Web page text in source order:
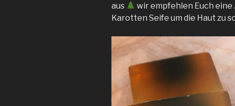
aus
wir empfehlen Euch eine
Karotten Seife um die Haut zu